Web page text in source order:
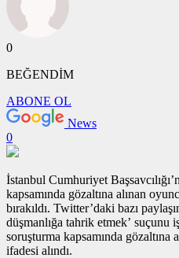
0
BEĞENDİM
ABONE OL
News
0
İstanbul Cumhuriyet
kapsamında gözaltına alınan
bırakıldı. Twitter’daki bazı
düşmanlığa tahrik etmek’ suçunu
soruşturma kapsamında
ifadesi alındı.